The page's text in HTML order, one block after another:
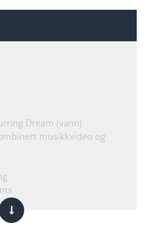
Dream (vann)
musikkvideo og